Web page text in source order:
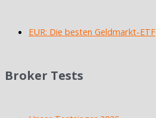
EUR: Die besten Geldmarkt-ETF
Broker Tests